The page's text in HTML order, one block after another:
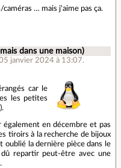
… mais j'aime pas ça.
dans une maison)
janvier 2024 à 13:07.
car le
les petites
en décembre et pas
tiroirs à la recherche de bijoux
la dernière pièce dans le
repartir peut-être avec une